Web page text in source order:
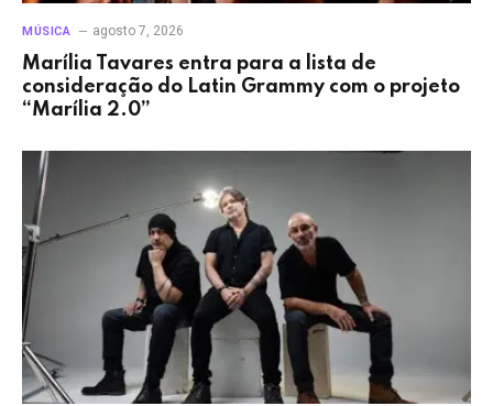
MÚSICA agosto 7, 2026
Marília Tavares entra para a lista de
consideração do Latin Grammy com o projeto
“Marília 2.0”